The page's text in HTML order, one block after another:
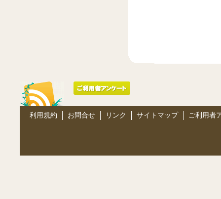
利用規約 お問合せ リンク サイトマップ ご利用者